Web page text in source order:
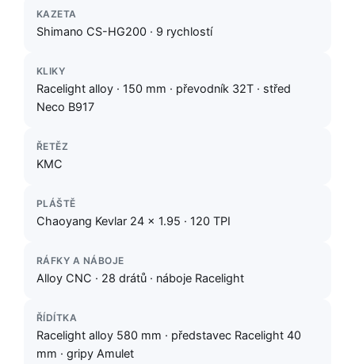
KAZETA
Shimano CS-HG200 · 9 rychlostí
KLIKY
Racelight alloy · 150 mm · převodník 32T · střed
Neco B917
ŘETĚZ
KMC
PLÁŠTĚ
Chaoyang Kevlar 24 × 1.95 · 120 TPI
RÁFKY A NÁBOJE
Alloy CNC · 28 drátů · náboje Racelight
ŘÍDÍTKA
Racelight alloy 580 mm · představec Racelight 40
mm · gripy Amulet